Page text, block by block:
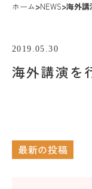
ホーム>NEWS>海外講
2019.05.30
海外講演を
最新の投稿